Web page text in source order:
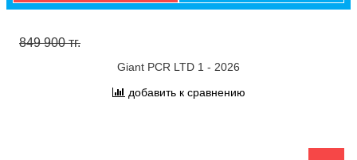
849 900 тг.
Giant PCR LTD 1 - 2026
добавить к сравнению